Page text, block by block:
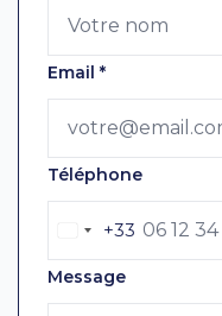
Email *
Téléphone
+33
Message